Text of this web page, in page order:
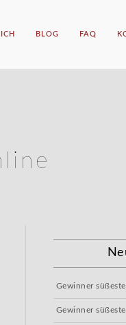
BLOG FAQ
Gewinner
Gewinner